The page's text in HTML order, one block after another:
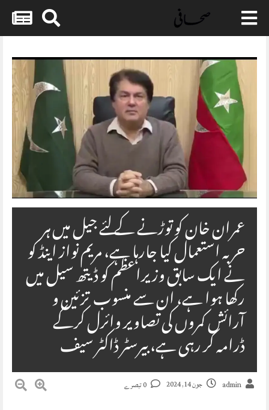
Skip
content
عمران خان کو توڑنے کے لئے جیل میں ہر
حربہ استعمال کیا جارہا ہے، مریم نواز اینڈ کو
نے ایک سابق وزیراعظم کو ڈیتھ سیل میں
رکھا ہوا ہے، ان سے منسوب تزئین و
آرائش کمروں کی تصاویر وائرل کرکے
ڈرامہ کر رہی ہے، بیرسٹر ڈاکٹر سیف
admin جون 14, 2024